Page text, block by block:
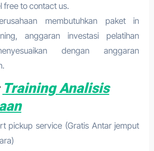
free to contact us.
membutuhkan paket in
anggaran investasi pelatihan
dengan anggaran
Training Analisis
pickup service (Gratis Antar jemput